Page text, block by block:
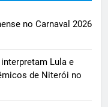
no Carnaval 2026
Lula e
de Niterói no